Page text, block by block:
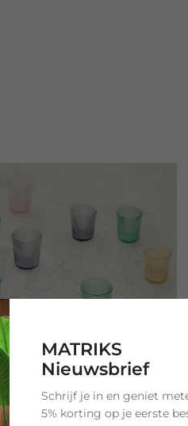
MATRIKS
Nieuwsbrief
Schrijf je in en geniet
5% korting op je eerste